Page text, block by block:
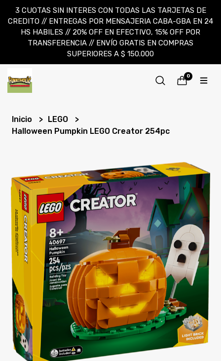
3 CUOTAS SIN INTERES CON TODAS LAS TARJETAS DE
CREDITO // ENTREGAS POR MENSAJERIA CABA-GBA EN 24
HS HABILES // 20% OFF EN EFECTIVO, 15% OFF POR
TRANSFERENCIA // ENVÍO GRATIS EN COMPRAS
SUPERIORES A $ 150.000
0
Inicio
LEGO
Halloween Pumpkin LEGO Creator 254pc